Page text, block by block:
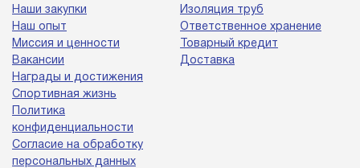
Наши закупки
Наш опыт
Миссия и ценности
Вакансии
Награды и достижения
Спортивная жизнь
Политика
конфиденциальности
Согласие на обработку
персональных данных
Изоляция труб
Ответственное хранение
Товарный кредит
Доставка